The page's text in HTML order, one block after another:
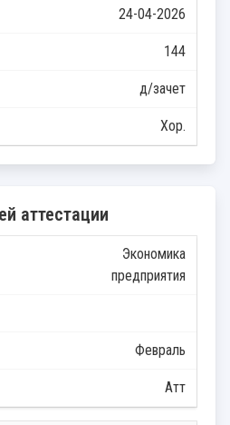
24-04-2026
144
д/зачет
Хор.
аттестации
Экономика
предприятия
Февраль
Атт